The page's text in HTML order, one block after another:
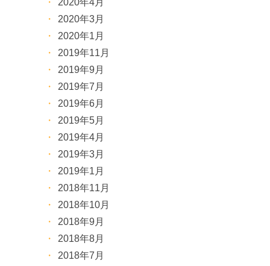
2020年3月
2020年1月
2019年11月
2019年9月
2019年7月
2019年6月
2019年5月
2019年4月
2019年3月
2019年1月
2018年11月
2018年10月
2018年9月
2018年8月
2018年7月